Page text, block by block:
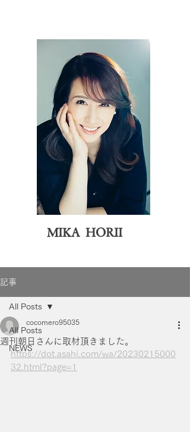
MIKA HORII
記事
All Posts
NEWS
All Posts
週刊朝日さんに取材頂きました。
cocomero95035
https://dot.asahi.com/wa/20230215000
32.html?page=1